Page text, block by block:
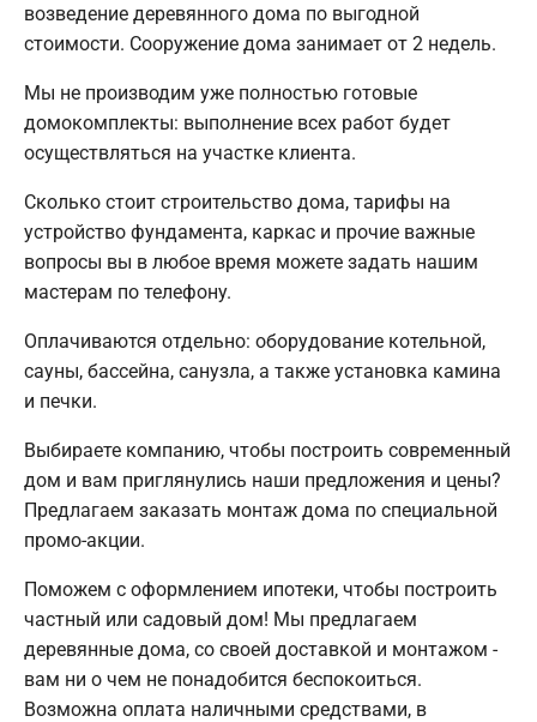
возведение деревянного дома по выгодной
стоимости. Сооружение дома занимает от 2 недель.
Мы не производим уже полностью готовые
домокомплекты: выполнение всех работ будет
осуществляться на участке клиента.
Сколько стоит строительство дома, тарифы на
устройство фундамента, каркас и прочие важные
вопросы вы в любое время можете задать нашим
мастерам по телефону.
Оплачиваются отдельно: оборудование котельной,
сауны, бассейна, санузла, а также установка камина
и печки.
Выбираете компанию, чтобы построить современный
дом и вам приглянулись наши предложения и цены?
Предлагаем заказать монтаж дома по специальной
промо-акции.
Поможем с оформлением ипотеки, чтобы построить
частный или садовый дом! Мы предлагаем
деревянные дома, со своей доставкой и монтажом -
вам ни о чем не понадобится беспокоиться.
Возможна оплата наличными средствами, в